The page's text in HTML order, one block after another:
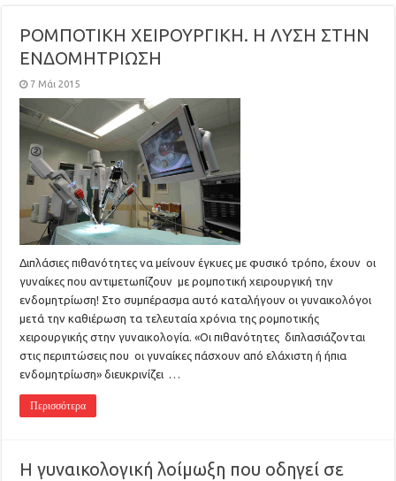
ΡΟΜΠΟΤΙΚΗ ΧΕΙΡΟΥΡΓΙΚΗ. Η ΛΥΣΗ ΣΤΗΝ
ΕΝΔΟΜΗΤΡΙΩΣΗ
7 Μάι 2015
Διπλάσιες πιθανότητες να μείνουν έγκυες με φυσικό τρόπο, έχουν οι
γυναίκες που αντιμετωπίζουν με ρομποτική χειρουργική την
ενδομητρίωση! Στο συμπέρασμα αυτό καταλήγουν οι γυναικολόγοι
μετά την καθιέρωση τα τελευταία χρόνια της ρομποτικής
χειρουργικής στην γυναικολογία. «Οι πιθανότητες διπλασιάζονται
στις περιπτώσεις που οι γυναίκες πάσχουν από ελάχιστη ή ήπια
ενδομητρίωση» διευκρινίζει …
Περισσότερα
Η γυναικολογική λοίμωξη που οδηγεί σε